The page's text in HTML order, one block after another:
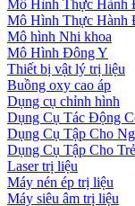
Mô Hình Thực Hành
Mô Hình Thực Hành
Mô hình Nhi khoa
Mô Hình Đông Y
Thiết bị vật lý trị liệu
Buồng oxy cao áp
Dụng cụ chỉnh hình
Dụng Cụ Tác Động
Dụng Cụ Tập Cho
Dụng Cụ Tập Cho
Laser trị liệu
Máy nén ép trị liệu
Máy siêu âm trị liệu